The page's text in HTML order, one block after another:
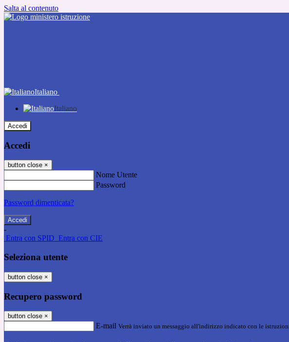
Salta al contenuto
Italiano
Italiano
Accedi
Accedi
button close ×
Nome Utente
Password
Password dimenticata?
-
Entra con SPID Entra con CIE
Seleziona utente
button close ×
Recupero password
button close ×
E-mail Verrà inviato un messaggio all'indirizzo indicato con le